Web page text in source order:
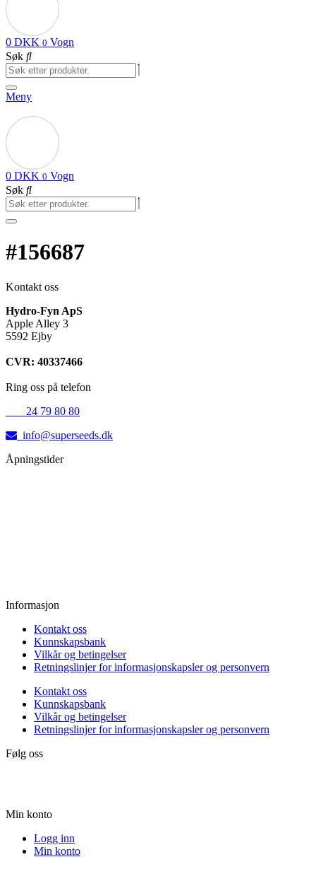
0 DKK 0 Vogn
Søk
Meny
0 DKK 0 Vogn
Søk
#156687
Kontakt oss
Hydro-Fyn ApS
Apple Alley 3
5592 Ejby
CVR: 40337466
Ring oss på telefon
24 79 80 80
info@superseeds.dk
Åpningstider
Informasjon
Kontakt oss
Kunnskapsbank
Vilkår og betingelser
Retningslinjer for informasjonskapsler og personvern
Kontakt oss
Kunnskapsbank
Vilkår og betingelser
Retningslinjer for informasjonskapsler og personvern
Følg oss
Min konto
Logg inn
Min konto